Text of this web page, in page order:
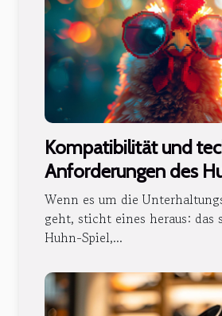
Kompatibilität und
Anforderungen des
Wenn es um die
geht, sticht eines heraus: das
Huhn-Spiel,...